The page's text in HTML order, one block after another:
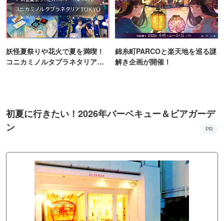
妖怪夏祭りや花火で夏を満喫！
コニカミノルタプラネタリア
錦糸町PARCOと楽天地を巡る謎
解き企画が開催！
初夏に行きたい！2026年バーベキュー＆ビアガーデ
ン
PR